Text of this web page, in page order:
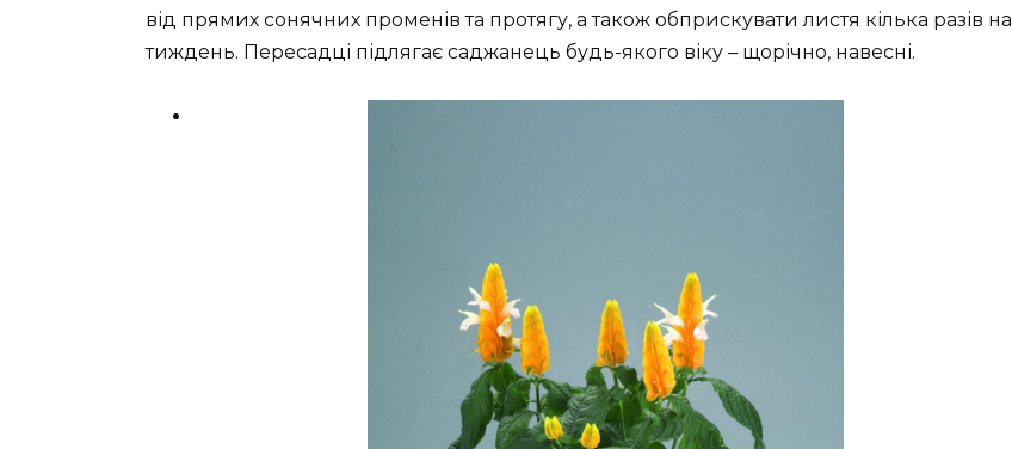
від прямих сонячних променів та протягу, а також обприскувати листя кілька разів на
тиждень. Пересадці підлягає саджанець будь-якого віку – щорічно, навесні.